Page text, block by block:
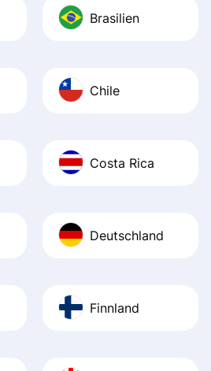
Brasilien
Chile
Costa Rica
Deutschland
Finnland